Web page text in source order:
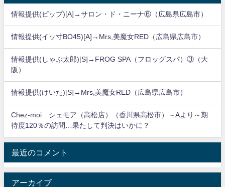
情報提供(ピップ)[A]→サロン・ド・ニーナ⑥（広島県広島市）
情報提供(イッ寸BO45)[A]→Mrs,美魔女RED（広島県広島市）
情報提供(しゃぶ太郎)[S]→FROG SPA（フロッグスパ）③（大
阪）
情報提供(けいた)[S]→Mrs,美魔女RED（広島県広島市）
Chez-moi シェモア（高松店）（香川県高松市）～Aより～期
待度120％の訪問…果たして判決はいかに？
最近のコメント
アーカイブ